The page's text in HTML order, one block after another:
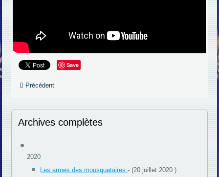
Save
Précédent
Archives complètes
2020
Les armes des mousquetaires- (20 juillet 2020 )